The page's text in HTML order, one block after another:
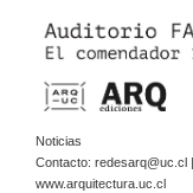
Noticias
Contacto: redesarq@uc.cl
www.arquitectura.uc.cl